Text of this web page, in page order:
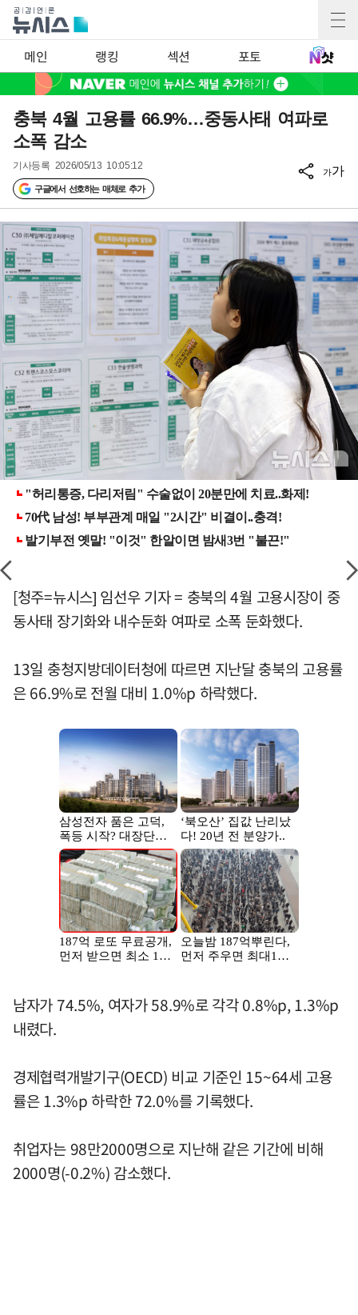
메인 랭킹 섹션 포토
충북 4월 고용률 66.9%…중동사태 여파로
소폭 감소
기사등록 2026/05/13 10:05:12
구글에서 선호하는 매체로 추가
가가
[청주=뉴시스] 임선우 기자 = 충북의 4월 고용시장이 중
동사태 장기화와 내수둔화 여파로 소폭 둔화했다.
13일 충청지방데이터청에 따르면 지난달 충북의 고용률
은 66.9%로 전월 대비 1.0%p 하락했다.
남자가 74.5%, 여자가 58.9%로 각각 0.8%p, 1.3%p
내렸다.
경제협력개발기구(OECD) 비교 기준인 15~64세 고용
률은 1.3%p 하락한 72.0%를 기록했다.
취업자는 98만2000명으로 지난해 같은 기간에 비해
2000명(-0.2%) 감소했다.